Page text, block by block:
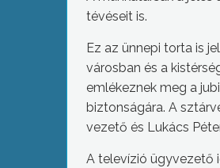
tévéseit is.
Ez az ünnepi torta is
városban és a
emlékeznek meg a
biztonságára. A
vezető és Lukács
A televízió ügyvezető